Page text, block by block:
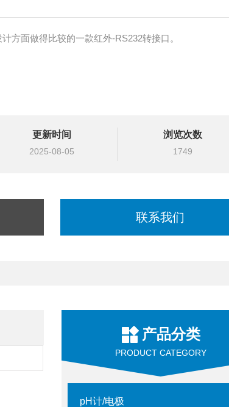
方面做得比较的一款红外-RS232转接口。
更新时间
2025-08-05
浏览次数
1749
联系我们
产品分类
PRODUCT CATEGORY
pH计/电极